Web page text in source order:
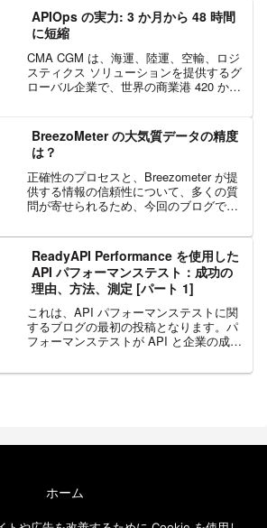
てみたいと思います。本家の英語ドキュ
メントは...
APIOps の実力: 3 か月から 48 時間
に短縮
CMA CGM は、海運、陸運、空輸、ロジ
スティクス ソリューションを提供するグ
ローバル企業で、世界の商業港 420 か所
複雑なグローバル ロジスティクスをサ...
BreezoMeter の大気質データの精度
は？
正確性のプロセスと、Breezometer が提
供する情報の信頼性について、多くの質
問が寄せられるため、今回のブログで説
は健康を害し、ビジネスの評判を損なう
可能性があります信頼性の高い大気質デ
ータを探...
ReadyAPI Performance を使用した
API パフォーマンステスト：成功の
理由、方法、測定 [パート 1]
これは、API パフォーマンステストに関
するブログの最初の投稿となります。パ
フォーマンステストが API と企業の成功
す。 このシリーズは 3回に渡って投稿す
ホーム